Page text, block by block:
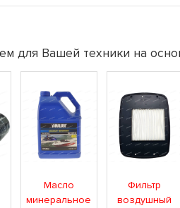
для Вашей техники на
Масло
минеральное
Фильтр
воздушный